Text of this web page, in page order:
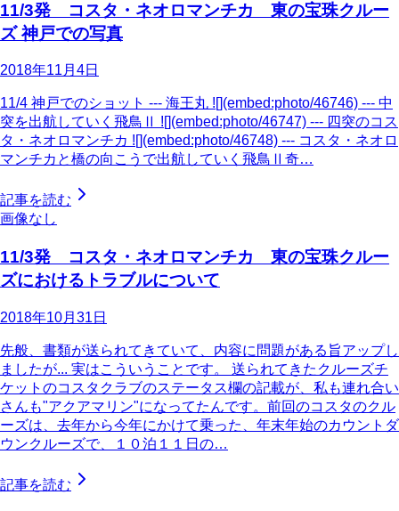
11/3発 コスタ・ネオロマンチカ 東の宝珠クルー
ズ 神戸での写真
2018年11月4日
11/4 神戸でのショット --- 海王丸 ![](embed:photo/46746) --- 中
突を出航していく飛鳥Ⅱ ![](embed:photo/46747) --- 四突のコス
タ・ネオロマンチカ ![](embed:photo/46748) --- コスタ・ネオロ
マンチカと橋の向こうで出航していく飛鳥Ⅱ奇…
記事を読む
画像なし
11/3発 コスタ・ネオロマンチカ 東の宝珠クルー
ズにおけるトラブルについて
2018年10月31日
先般、書類が送られてきていて、内容に問題がある旨アップし
ましたが... 実はこういうことです。 送られてきたクルーズチ
ケットのコスタクラブのステータス欄の記載が、私も連れ合い
さんも"アクアマリン"になってたんです。前回のコスタのクル
ーズは、去年から今年にかけて乗った、年末年始のカウントダ
ウンクルーズで、１０泊１１日の…
記事を読む